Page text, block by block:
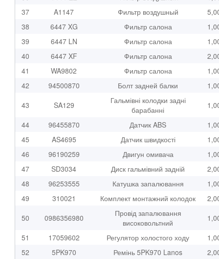
37
A1147 Фильтр воздушный
38
6447 XG Фильтр салона
39
6447 LN Фильтр салона
40
6447 XF Фильтр салона
41
WA9802 Фильтр салона
42
94500870 Болт задней балки
43
SA129
Гальмівні колодки задні
барабанні
44
96455870 Датчик ABS
45
AS4695 Датчик швидкості
46
96190259 Двигун омивача
47
SD3034 Диск гальмівний задній
48
96253555 Катушка запалювання
49
310021 Комплект монтажний колодок
50
0986356980
Провід запалювання
високовольтний
51
17059602 Регулятор холостого ходу
52
5PK970 Ремінь 5PK970 Lanos